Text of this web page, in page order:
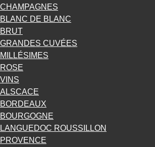
CHAMPAGNES
BLANC DE BLANC
BRUT
GRANDES CUVÉES
MILLÉSIMES
ROSE
VINS
ALSCACE
BORDEAUX
BOURGOGNE
LANGUEDOC ROUSSILLON
PROVENCE